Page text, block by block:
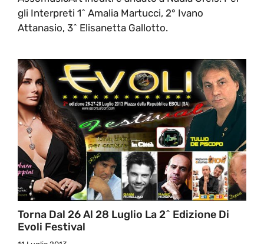
gli Interpreti 1^ Amalia Martucci, 2° Ivano
Attanasio, 3^ Elisanetta Gallotto.
Torna Dal 26 Al 28 Luglio La 2^ Edizione Di
Evoli Festival